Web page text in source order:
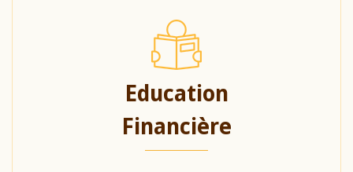
Education
Financière